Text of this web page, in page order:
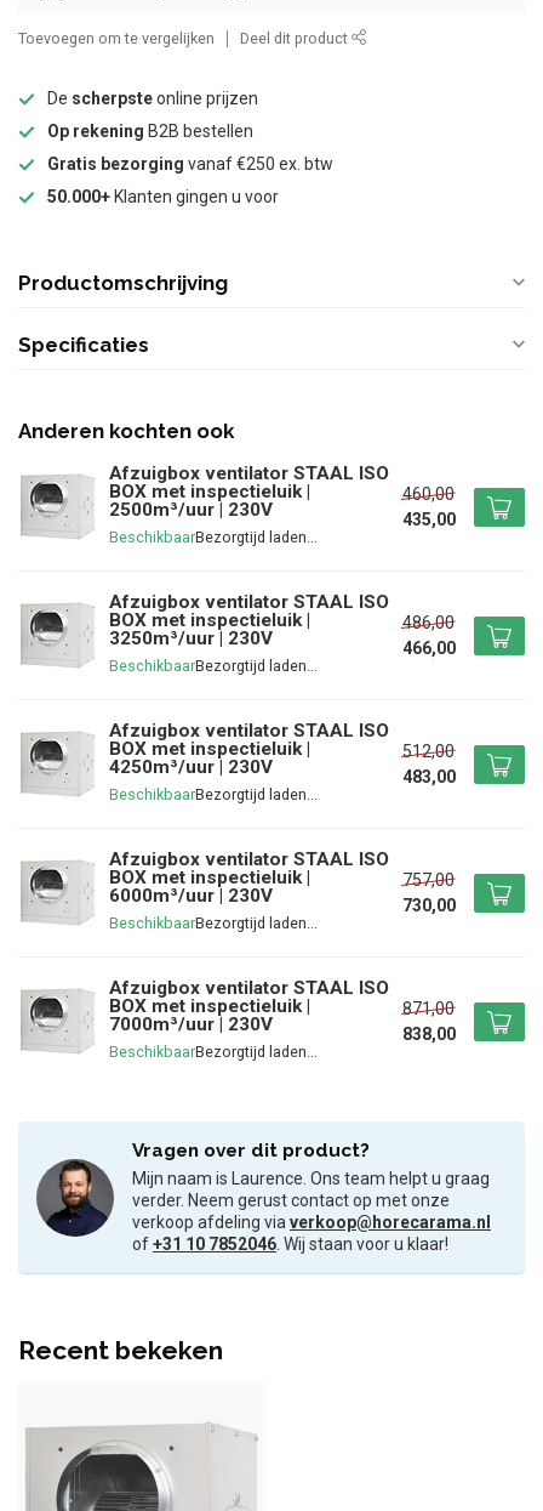
Toevoegen om te vergelijken Deel dit product
De scherpsteonline prijzen
Op rekening B2B bestellen
Gratis bezorging vanaf €250 ex. btw
50.000+ Klanten gingen u voor
Productomschrijving
Specificaties
Anderen kochten ook
Afzuigbox ventilator STAAL ISO
BOX met inspectieluik |
2500m³/uur | 230V
Beschikbaar
460,00
435,00
Afzuigbox ventilator STAAL ISO
BOX met inspectieluik |
3250m³/uur | 230V
Beschikbaar
486,00
466,00
Afzuigbox ventilator STAAL ISO
BOX met inspectieluik |
4250m³/uur | 230V
Beschikbaar
512,00
483,00
Afzuigbox ventilator STAAL ISO
BOX met inspectieluik |
6000m³/uur | 230V
Beschikbaar
757,00
730,00
Afzuigbox ventilator STAAL ISO
BOX met inspectieluik |
7000m³/uur | 230V
Beschikbaar
871,00
838,00
Vragen over dit product?
Mijn naam is Laurence. Ons team helpt u graag
verder. Neem gerust contact op met onze
verkoop afdeling viaverkoop@horecarama.nl
of+31 10 7852046. Wij staan voor u klaar!
Recent bekeken